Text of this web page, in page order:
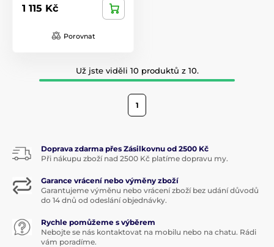
1 115 Kč
Porovnat
Už jste viděli 10 produktů z 10.
1
Doprava zdarma přes Zásilkovnu od 2500 Kč
Při nákupu zboží nad 2500 Kč platíme dopravu my.
Garance vrácení nebo výměny zboží
Garantujeme výměnu nebo vrácení zboží bez udání důvodů
do 14 dnů od odeslání objednávky.
Rychle pomůžeme s výběrem
Nebojte se nás kontaktovat na mobilu nebo na chatu. Rádi
vám poradíme.